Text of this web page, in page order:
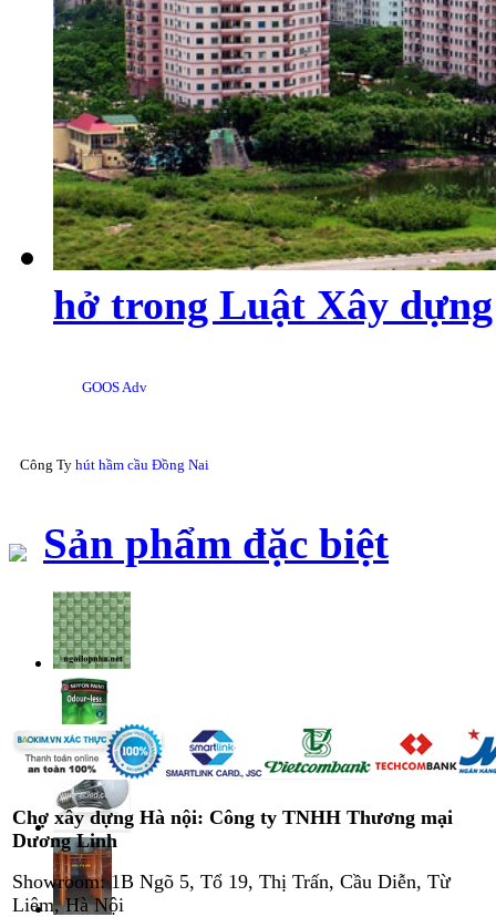
hở trong Luật Xây dựng
GOOS Adv
Công Ty hút hầm cầu Đồng Nai
Sản phẩm đặc biệt
Chợ xây dựng Hà nội: Công ty TNHH Thương mại
Dương Linh
Showroom: 1B Ngõ 5, Tổ 19, Thị Trấn, Cầu Diễn, Từ
Liêm, Hà Nội